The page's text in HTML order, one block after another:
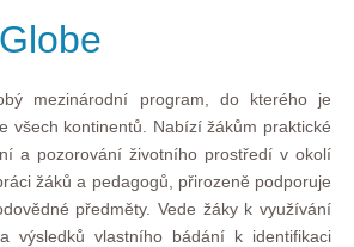
mezinárodní program, do kterého je
všech kontinentů. Nabízí žákům praktické
a pozorování životního prostředí v okolí
žáků a pedagogů, přirozeně podporuje
předměty. Vede žáky k využívání
výsledků vlastního bádání k identifikaci